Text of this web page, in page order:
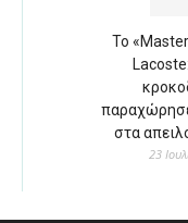
Το
στα
23